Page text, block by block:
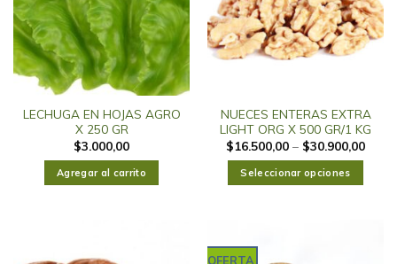
LECHUGA EN HOJAS AGRO
X 250 GR
$3.000,00
Agregar al carrito
NUECES ENTERAS EXTRA
LIGHT ORG X 500 GR/1 KG
$16.500,00 – $30.900,00
Seleccionar opciones
OFERTA